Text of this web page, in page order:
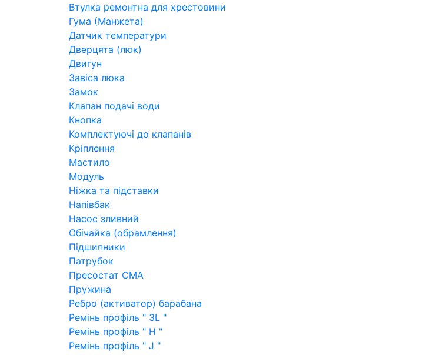
Втулка ремонтна для хрестовини
Гума (Манжета)
Датчик температури
Дверцята (люк)
Двигун
Завіса люка
Замок
Клапан подачі води
Кнопка
Комплектуючі до клапанів
Кріплення
Мастило
Модуль
Ніжка та підставки
Напівбак
Насос зливний
Обічайка (обрамлення)
Підшипники
Патрубок
Пресостат СМА
Пружина
Ребро (активатор) барабана
Ремінь профіль " 3L "
Ремінь профіль " H "
Ремінь профіль " J "